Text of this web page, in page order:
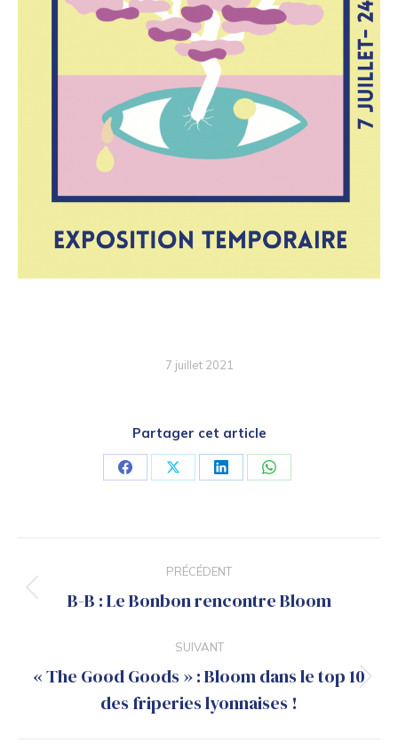
7 juillet 2021
Partager cet article
PartagerPartagerPartagerPartager
article
PRÉCÉDENT
Article
:
B-B : Le Bonbon rencontre Bloom
SUIVANT
Article
suivant
« The Good Goods » : Bloom dans le top 10
des friperies lyonnaises !